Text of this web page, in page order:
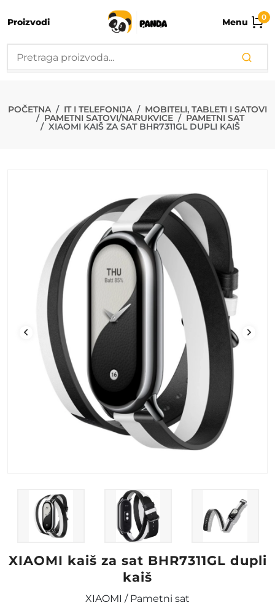
Proizvodi Menu 0
XIAOMI KAIŠ
POČETNA IT I TELEFONIJA MOBITELI, TABLETI I SATOVI
PAMETNI SATOVI/NARUKVICE PAMETNI SAT
XIAOMI KAIŠ ZA SAT BHR7311GL DUPLI KAIŠ
XIAOMI kaiš za sat BHR7311GL dupli
kaiš
XIAOMI / Pametni sat